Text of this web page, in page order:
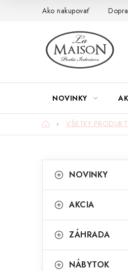
Ako nakupovať
NOVINKY
DomovVŠETKY
o
n
ý
kategórie
a
e
ó
NOVINKY
AKCIA
ZÁHRADA
NÁBYTOK